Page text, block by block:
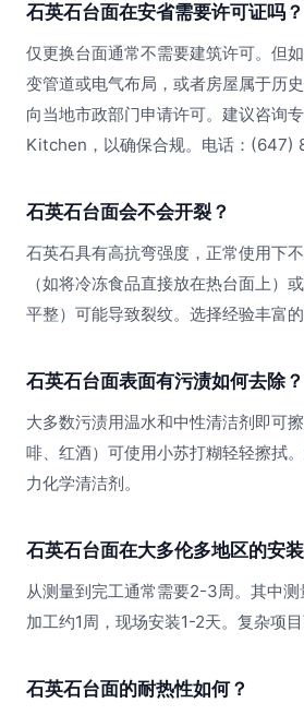
石英石台面在安省需要许可证吗？
仅更换台面通常不需要建筑许可。但
变管道或电气布局，或者房屋属于历
向当地市政部门申请许可。建议咨询
Kitchen，以确保合规。电话：(647)
石英石台面会不会开裂？
石英石具有高抗弯强度，正常使用下
（如将冷冻食品直接放在热台面上）
平整）可能导致裂纹。选择经验丰富的
石英石台面表面有污渍如何去除？
大多数污渍用温水和中性清洁剂即可
啡、红酒）可使用小苏打糊轻轻擦拭
力化学清洁剂。
石英石台面在大多伦多地区的安
从测量到完工通常需要2-3周。其中
加工约1周，现场安装1-2天。复杂项目
石英石台面的耐热性如何？